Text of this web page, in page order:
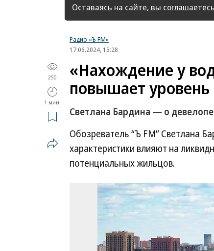
Оставаясь на сайте, вы
Радио «Ъ FM»
17.06.2024, 15:28
250
1 мин.
«Нахождение у
повышает уровень
Светлана Бардина — о
Обозреватель “Ъ FM” Светлана
характеристики влияют на
потенциальных жильцов.